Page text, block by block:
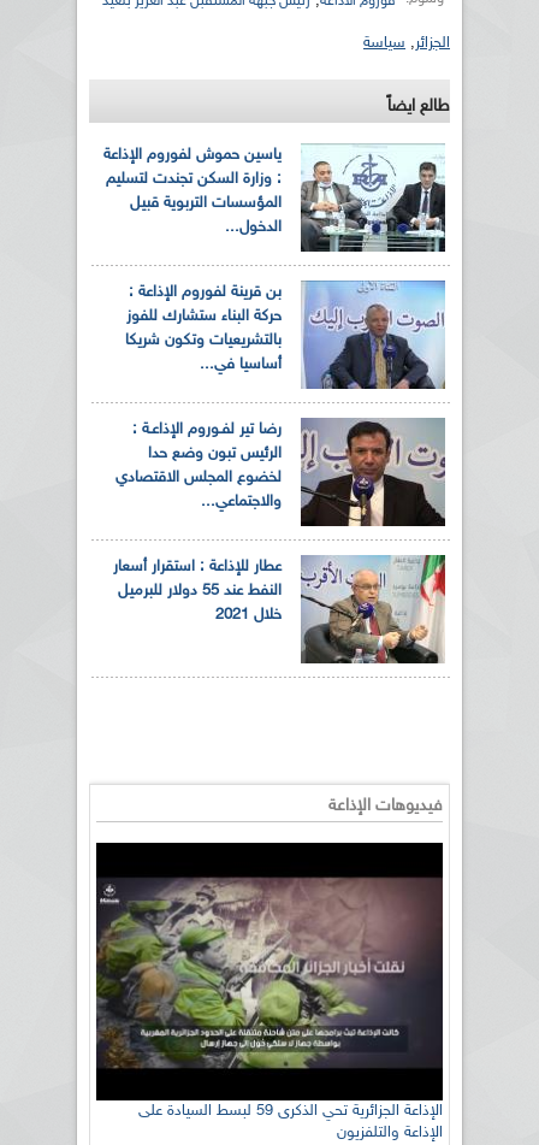
الجزائر, سياسة
طالع ايضاً
ياسين حموش لفوروم الإذاعة
: وزارة السكن تجندت لتسليم
المؤسسات التربوية قبيل
الدخول...
بن قرينة لفوروم الإذاعة :
حركة البناء ستشارك للفوز
بالتشريعيات وتكون شريكا
أساسيا في...
رضا تير لفـوروم الإذاعـة :
الرئيس تبون وضع حدا
لخضوع المجلس الاقتصادي
والاجتماعي...
عطار للإذاعة : استقرار أسعار
النفط عند 55 دولار للبرميل
خلال 2021
فيديوهات الإذاعة
الإذاعة الجزائرية تحي الذكرى 59 لبسط السيادة على
الإذاعة والتلفزيون